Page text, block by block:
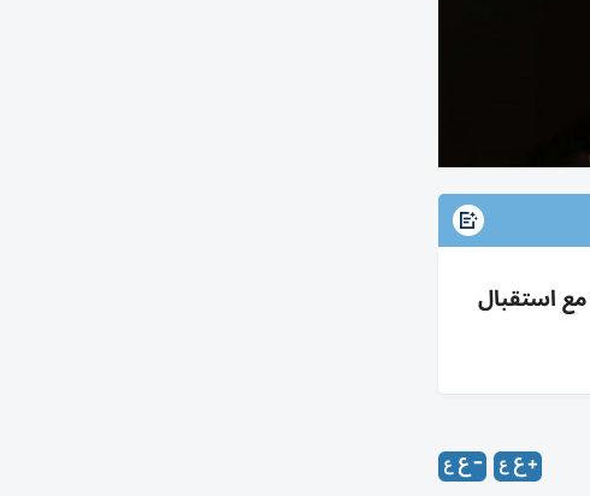
جائزة الشارقة للاتصال الحكومي تبحث عن أفضل تجارب الاتصال للأطفال واليافعين لتكريمها بالدورة 13 مع استقبال